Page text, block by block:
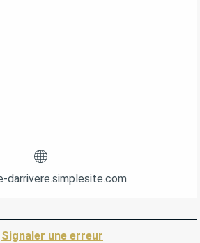
darrivere.simplesite.com
Signaler une erreur